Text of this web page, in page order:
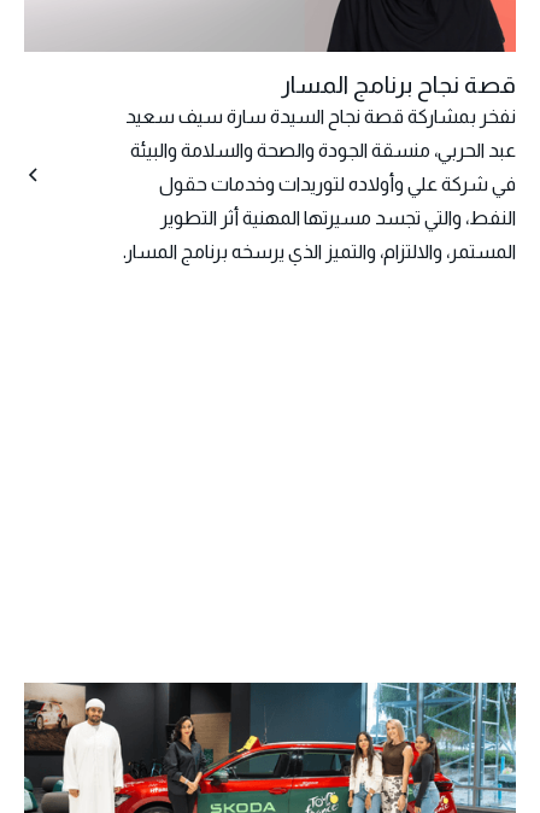
قصة نجاح برنامج المسار
نفخر بمشاركة قصة نجاح السيدة سارة سيف سعيد
عبد الحربي، منسقة الجودة والصحة والسلامة والبيئة
في شركة علي وأولاده لتوريدات وخدمات حقول
النفط، والتي تجسد مسيرتها المهنية أثر التطوير
المستمر، والالتزام، والتميز الذي يرسخه برنامج المسار.